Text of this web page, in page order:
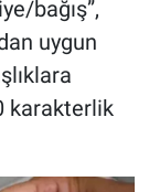
bağış”,
uygun
karakterlik